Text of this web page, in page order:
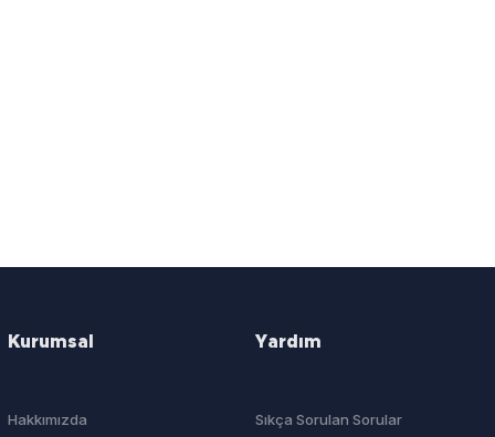
Kurumsal
Hakkımızda
Yardım
Sıkça Sorulan Sorular